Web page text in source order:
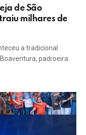
de São
milhares de
a tradicional
padroeira